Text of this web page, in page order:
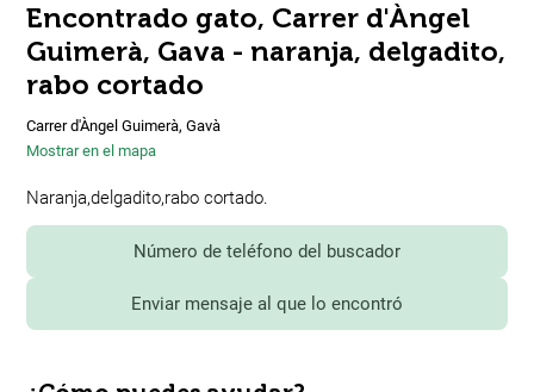
Encontrado gato, Carrer d'Àngel
Guimerà, Gava - naranja, delgadito,
rabo cortado
Carrer d'Àngel Guimerà, Gavà
Mostrar en el mapa
Naranja,delgadito,rabo cortado.
Número de teléfono del buscador
Enviar mensaje al que lo encontró